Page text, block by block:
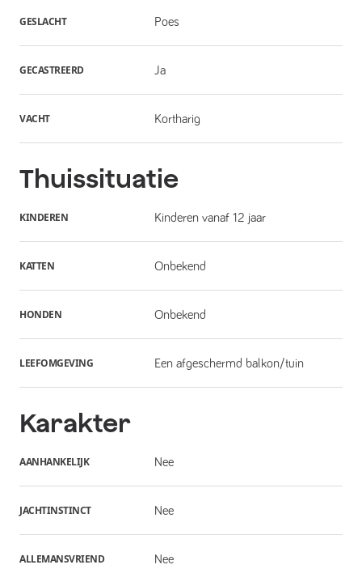
GESLACHT Poes
GECASTREERD Ja
VACHT Kortharig
Thuissituatie
KINDEREN Kinderen vanaf 12 jaar
KATTEN Onbekend
HONDEN Onbekend
LEEFOMGEVING Een afgeschermd balkon/tuin
Karakter
AANHANKELIJK Nee
JACHTINSTINCT Nee
ALLEMANSVRIEND Nee